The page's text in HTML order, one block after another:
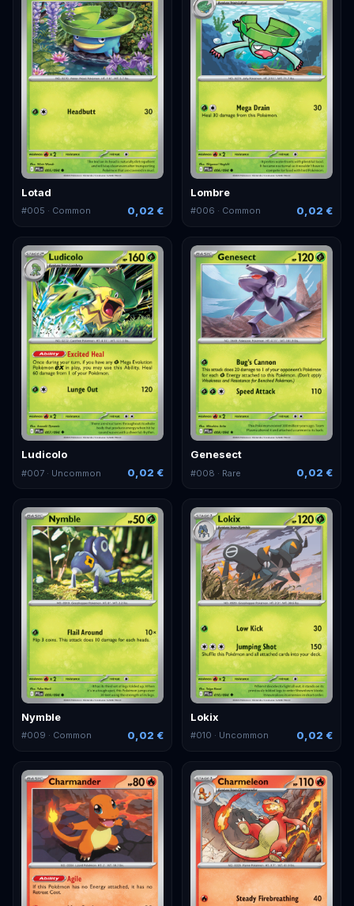
Lotad
#005 · Common 0,02 €
Lombre
#006 · Common 0,02 €
Ludicolo
#007 · Uncommon 0,02 €
Genesect
#008 · Rare 0,02 €
Nymble
#009 · Common 0,02 €
Lokix
#010 · Uncommon 0,02 €